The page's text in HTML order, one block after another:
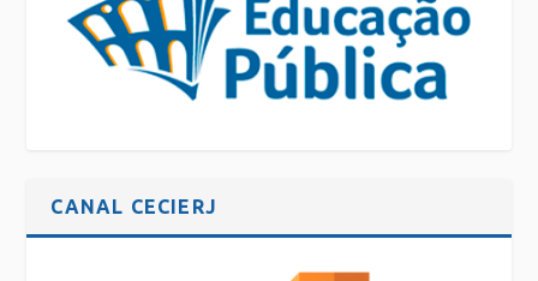
CANAL CECIERJ